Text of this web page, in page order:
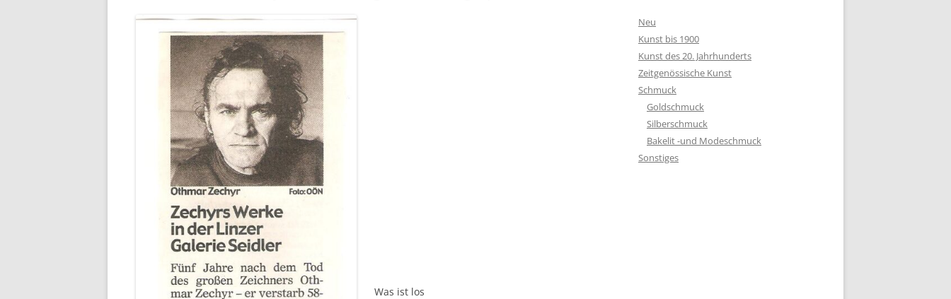
Was ist los
Neu
Kunst bis 1900
Kunst des 20. Jahrhunderts
Zeitgenössische Kunst
Schmuck
Goldschmuck
Silberschmuck
Bakelit -und Modeschmuck
Sonstiges